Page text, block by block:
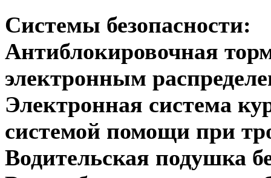
Системы безопасности:
Антиблокировочная
электронным
Электронная система
системой помощи при
Водительская подушка